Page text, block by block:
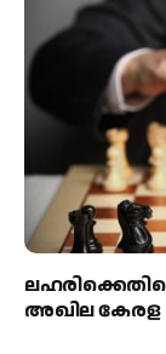
അഖില കേരള